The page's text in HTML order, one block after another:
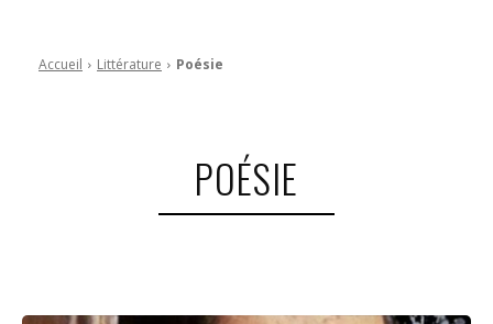
Accueil Littérature Poésie
POÉSIE